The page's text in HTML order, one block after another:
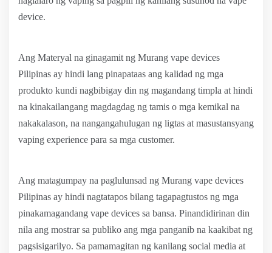
device.
Ang Materyal na ginagamit ng Murang vape devices
Pilipinas ay hindi lang pinapataas ang kalidad ng mga
produkto kundi nagbibigay din ng magandang timpla at hindi
na kinakailangang magdagdag ng tamis o mga kemikal na
nakakalason, na nangangahulugan ng ligtas at masustansyang
vaping experience para sa mga customer.
Ang matagumpay na paglulunsad ng Murang vape devices
Pilipinas ay hindi nagtatapos bilang tagapagtustos ng mga
pinakamagandang vape devices sa bansa. Pinandidirinan din
nila ang mostrar sa publiko ang mga panganib na kaakibat ng
pagsisigarilyo. Sa pamamagitan ng kanilang social media at